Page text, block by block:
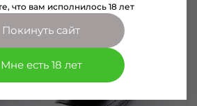
что вам исполнилось 18 лет
Покинуть сайт
Мне есть 18 лет